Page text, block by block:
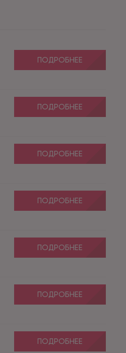
ПОДРОБНЕЕ
ПОДРОБНЕЕ
ПОДРОБНЕЕ
ПОДРОБНЕЕ
ПОДРОБНЕЕ
ПОДРОБНЕЕ
ПОДРОБНЕЕ